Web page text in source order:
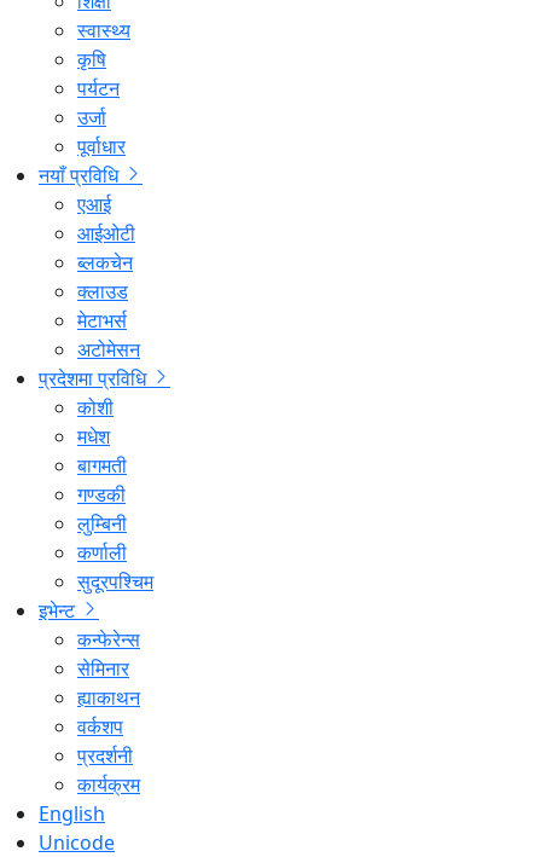
स्वास्थ्य
कृषि
पर्यटन
उर्जा
पूर्वाधार
नयाँ प्रविधि
एआई
आईओटी
ब्लकचेन
क्लाउड
मेटाभर्स
अटोमेसन
प्रदेशमा प्रविधि
कोशी
मधेश
बागमती
गण्डकी
लुम्बिनी
कर्णाली
सुदूरपश्चिम
इभेन्ट
कन्फेरेन्स
सेमिनार
ह्याकाथन
वर्कशप
प्रदर्शनी
कार्यक्रम
English
Unicode